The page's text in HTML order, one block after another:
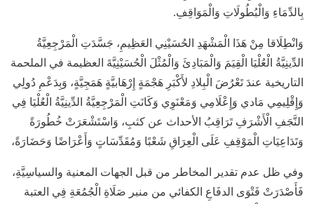
بِالدِّمَاءِ وَالْبُطُولَاتِ وَالْمَوَاقِفِ.
وَانْطِلَاقا مِنْ هَذَا الْمَشْهَدِ الحُسَيْنِي العَظِيمِ، جَسَّدَتِ الْمَرْجِعِيَّةُ
الدِّينِيَّةُ الْعُلْيَا الْقِيَمَ وَالْمَبَادِئَ وَالْمُثْلَ الْحُسَيْنِيَّةَ العظيمة في الملحمة
التاريخية عندَ تَعْرُضَ الْبِلادِ لأَكْبَرِ هَجْمَةٍ إِرْهَابيَّةٍ هَمَجِيَّةٍ، وَبِدَعْمِ دُولِي
وَإِقْلِيمِي مَادي وَإِعْلَامِي وَمَعْنَوِي وَكَانَتِ الْمَرْجِعِيَّةُ الدِّينِيَّةُ الْعُلْيَا فِي
النَّجَفِ الْأَشْرَفِ تَرَاقِبُ الأحداث عن كثبِ، وَاسْتَشْعَرَتْ خُطُورَةً
وَتَدَاعِيَاتِ الْمَوْقِفِ عَلَى الْعِرَاقِ شَعْبًا وَمُقَدِّسَاتٍ وَأَعْرَاضًا وَحَضَارَةً،
وفي ظل عدم تقدير المخاطر من قبل الجهات المعنية والسياسِيَّةِ،
فَأَصْدَرَتْ فَتْوَى الدفَاعِ الكفائي من منبر صَلَاةِ الْجُمُعَةِ فِي العتبة